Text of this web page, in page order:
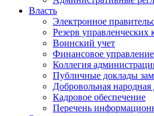
Власть
Электронное
Резерв управленческих
Воинский учет
Финансовое управление
Коллегия
Публичные доклады
Добровольная
Кадровое обеспечение
Перечень